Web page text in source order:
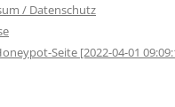
/ Datenschutz
Seite [2022-04-01